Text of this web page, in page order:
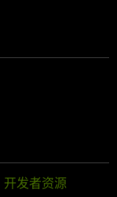
开发者资源